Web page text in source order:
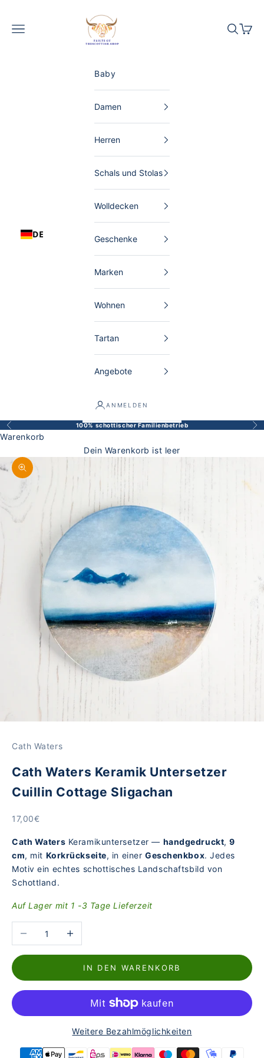
The Scottish Shop Deutschland
DE
Menü Suchen
Baby
Damen
Herren
Schals und Stolas
Wolldecken
Geschenke
Marken
Wohnen
Tartan
Angebote
ANMELDEN
Zurück 100% schottischer Familienbetrieb Vor
Warenkorb
Dein Warenkorb ist leer
Bild vergrößern
Cath Waters
Cath Waters Keramik Untersetzer
Cuillin Cottage Sligachan
Angebot
17,00€
Cath Waters Keramikuntersetzer — handgedruckt,9
cm, mit Korkrückseite, in einer Geschenkbox. Jedes
Motiv ein echtes schottisches Landschaftsbild von
Schottland.
Auf Lager mit 1 -3 Tage Lieferzeit
Anzahl verringernAnzahl erhöhen
IN DEN WARENKORB
Weitere Bezahlmöglichkeiten